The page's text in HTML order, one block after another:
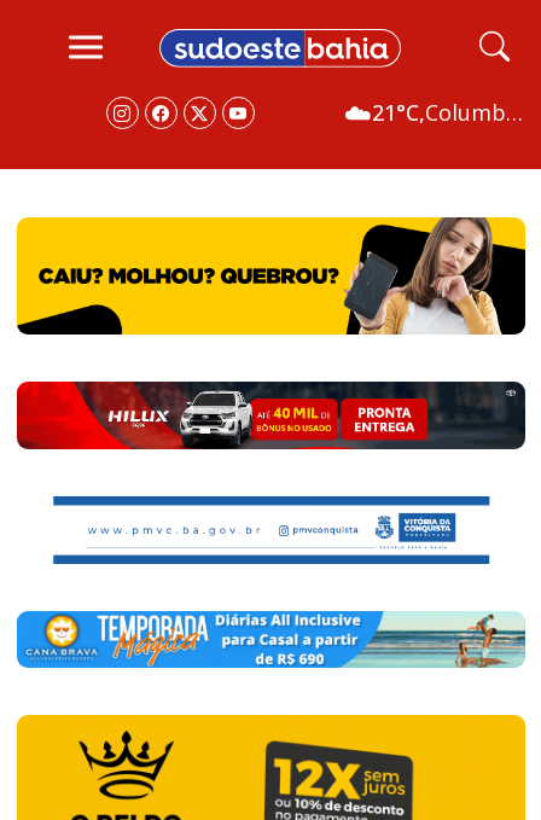
☁️21°C, Columbus